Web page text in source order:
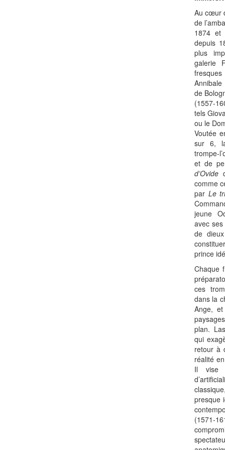
Au cœur
de
1874 et
depuis
plus
galerie
de
(1557-
tels
ou le
Voutée
sur 6,
trompe-
et de
d’Ovide
comme
par Le
jeune
avec
de
prince
Chaque
ces
dans la
Ange,
plan.
qui
retour à
réalité
Il vise
presque
(1571-